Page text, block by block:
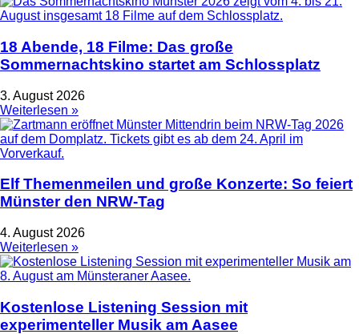
18 Abende, 18 Filme: Das große
Sommernachtskino startet am Schlossplatz
3. August 2026
Weiterlesen »
Elf Themenmeilen und große Konzerte: So feiert
Münster den NRW-Tag
4. August 2026
Weiterlesen »
Kostenlose Listening Session mit
experimenteller Musik am Aasee